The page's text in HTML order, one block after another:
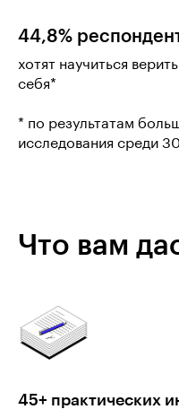
44,8%
хотят научиться
себя*
* по результатам
исследования среди
Что вам
45+ практических